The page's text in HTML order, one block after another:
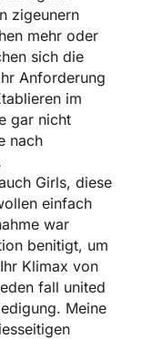
zigeunern
mehr oder
sich die
Anforderung
im
gar nicht
nach
Girls, diese
einfach
war
benitigt, um
Klimax von
fall united
Meine